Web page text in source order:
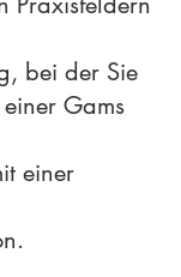
bei der Sie
Gams
einer